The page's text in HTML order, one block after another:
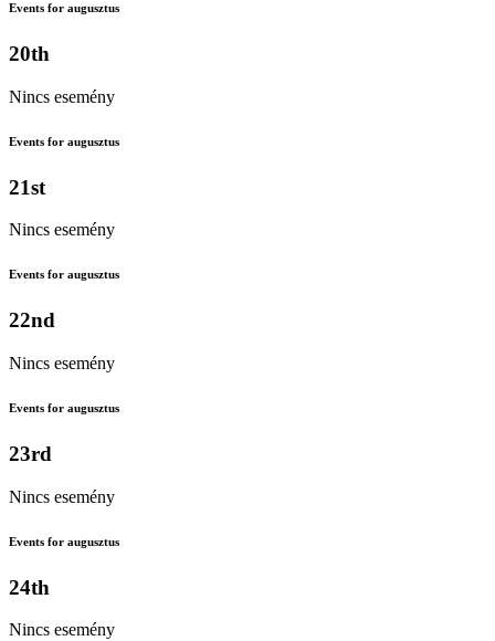
Events for augusztus
20th
Nincs esemény
Events for augusztus
21st
Nincs esemény
Events for augusztus
22nd
Nincs esemény
Events for augusztus
23rd
Nincs esemény
Events for augusztus
24th
Nincs esemény